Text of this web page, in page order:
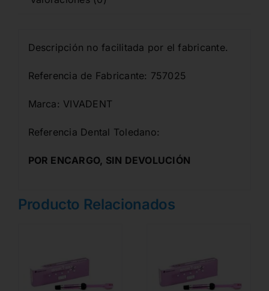
Descripción no facilitada por el fabricante.
Referencia de Fabricante: 757025
Marca: VIVADENT
Referencia Dental Toledano:
POR ENCARGO, SIN DEVOLUCIÓN
Producto Relacionados